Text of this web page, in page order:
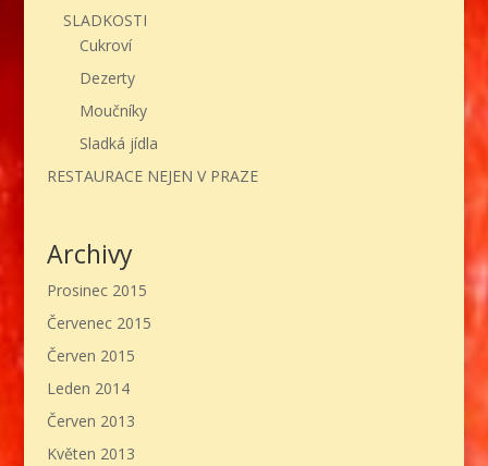
SLADKOSTI
Cukroví
Dezerty
Moučníky
Sladká jídla
RESTAURACE NEJEN V PRAZE
Archivy
Prosinec 2015
Červenec 2015
Červen 2015
Leden 2014
Červen 2013
Květen 2013